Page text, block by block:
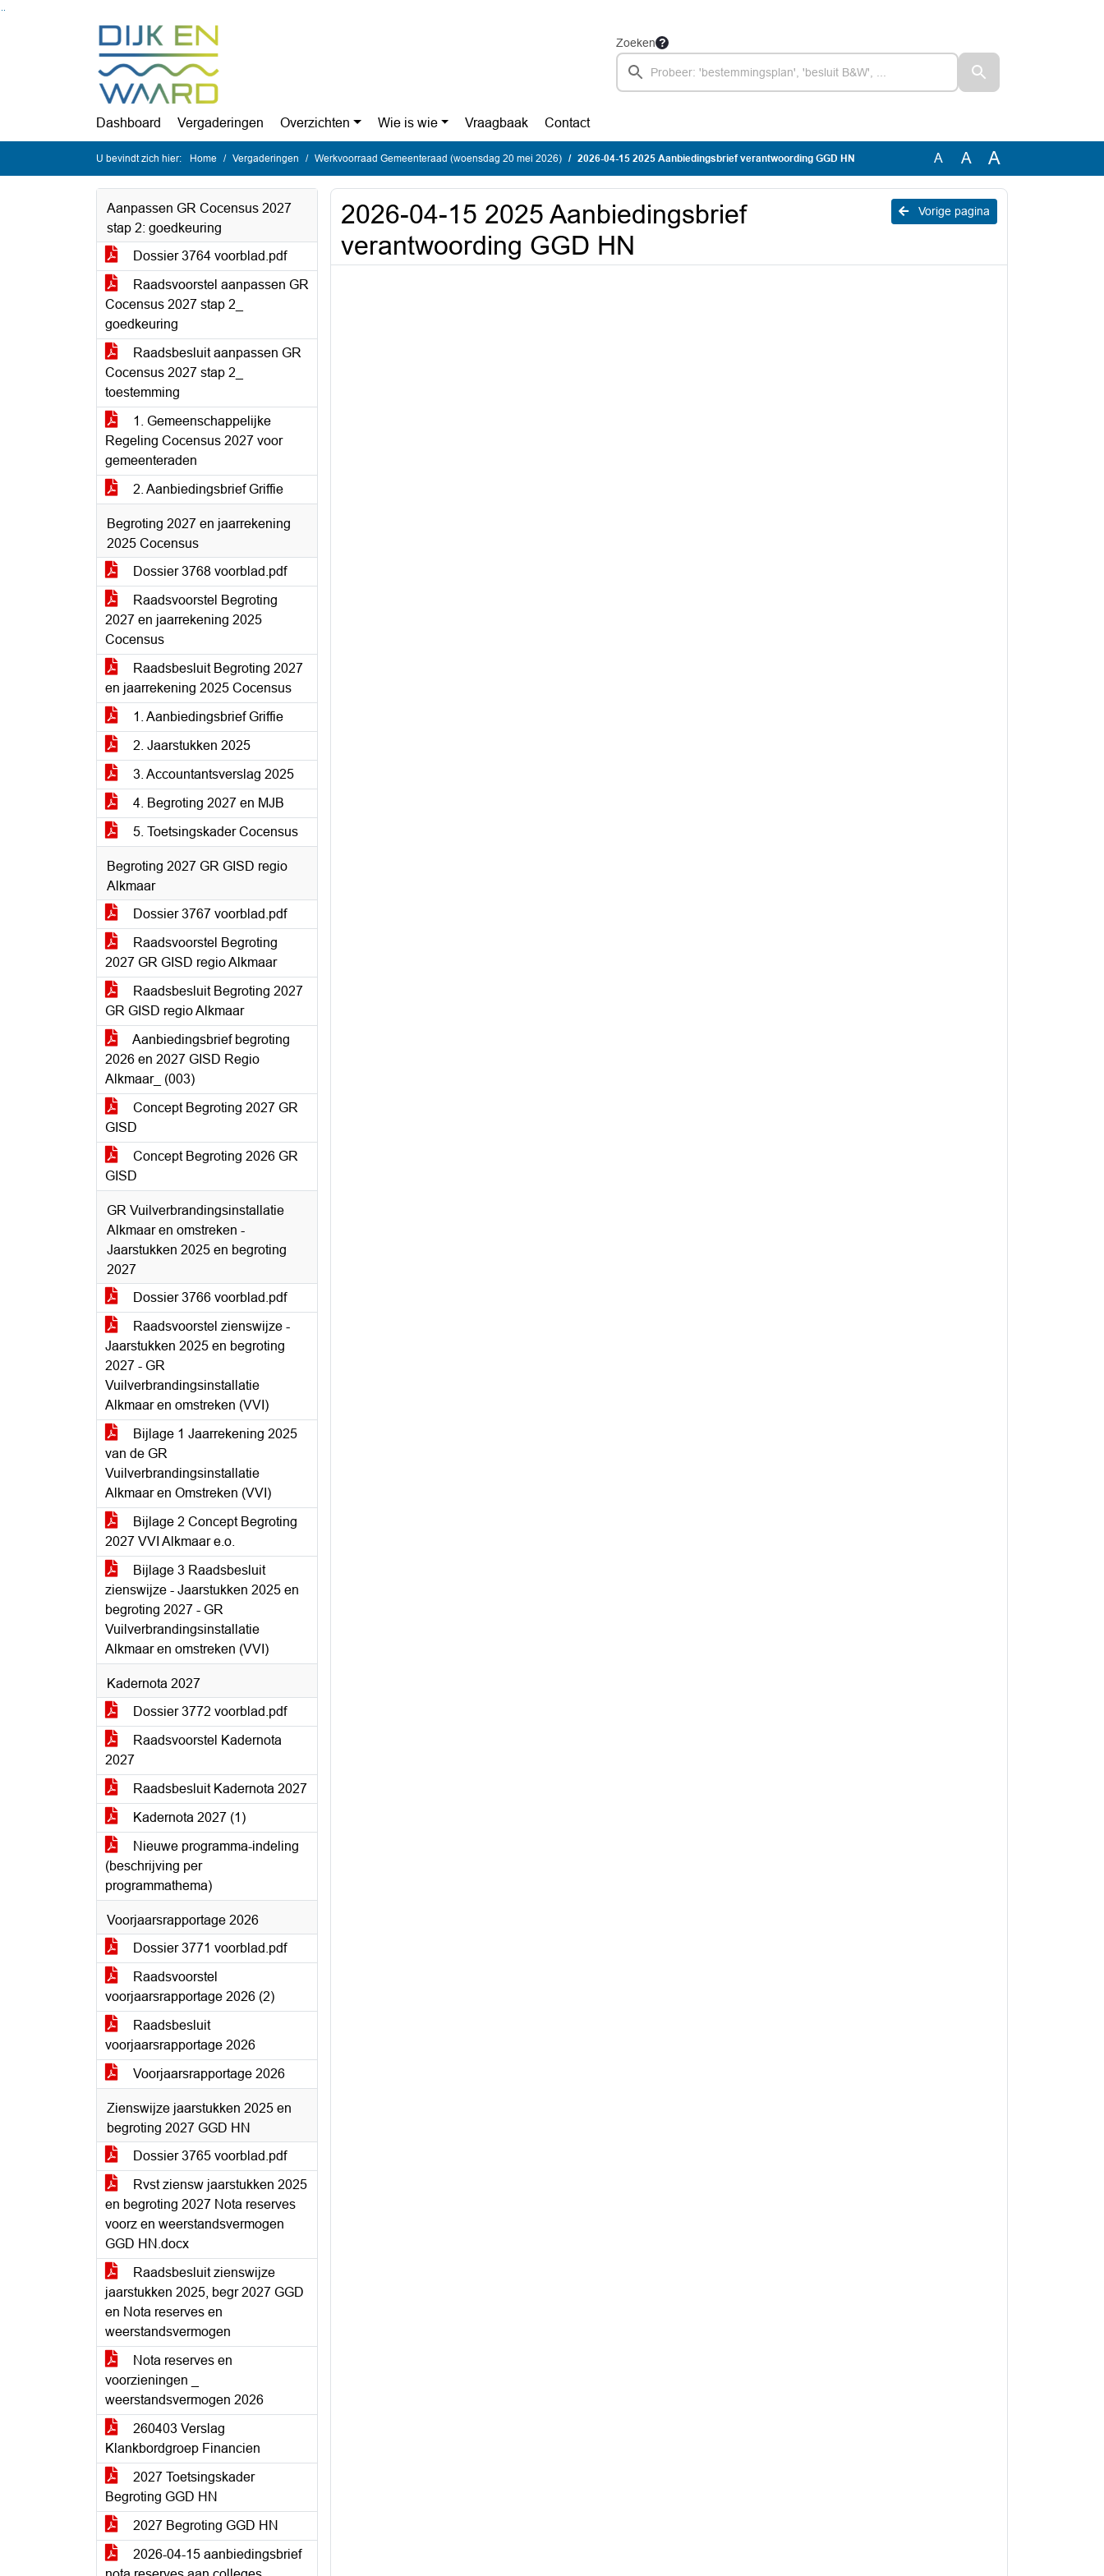
Zoeken
Dashboard Vergaderingen Overzichten Wie is wie Vraagbaak Contact
U bevindt zich hier: Home Vergaderingen Werkvoorraad Gemeenteraad (woensdag 20 mei 2026) 2026-04-15 2025 Aanbiedingsbrief verantwoording GGD HN A A A
Aanpassen GR Cocensus 2027
stap 2: goedkeuring
Dossier 3764 voorblad.pdf
Raadsvoorstel aanpassen GR
Cocensus 2027 stap 2_
goedkeuring
Raadsbesluit aanpassen GR
Cocensus 2027 stap 2_
toestemming
1. Gemeenschappelijke
Regeling Cocensus 2027 voor
gemeenteraden
2. Aanbiedingsbrief Griffie
Begroting 2027 en jaarrekening
2025 Cocensus
Dossier 3768 voorblad.pdf
Raadsvoorstel Begroting
2027 en jaarrekening 2025
Cocensus
Raadsbesluit Begroting 2027
en jaarrekening 2025 Cocensus
1. Aanbiedingsbrief Griffie
2. Jaarstukken 2025
3. Accountantsverslag 2025
4. Begroting 2027 en MJB
5. Toetsingskader Cocensus
Begroting 2027 GR GISD regio
Alkmaar
Dossier 3767 voorblad.pdf
Raadsvoorstel Begroting
2027 GR GISD regio Alkmaar
Raadsbesluit Begroting 2027
GR GISD regio Alkmaar
Aanbiedingsbrief begroting
2026 en 2027 GISD Regio
Alkmaar_ (003)
Concept Begroting 2027 GR
GISD
Concept Begroting 2026 GR
GISD
GR Vuilverbrandingsinstallatie
Alkmaar en omstreken -
Jaarstukken 2025 en begroting
2027
Dossier 3766 voorblad.pdf
Raadsvoorstel zienswijze -
Jaarstukken 2025 en begroting
2027 - GR
Vuilverbrandingsinstallatie
Alkmaar en omstreken (VVI)
Bijlage 1 Jaarrekening 2025
van de GR
Vuilverbrandingsinstallatie
Alkmaar en Omstreken (VVI)
Bijlage 2 Concept Begroting
2027 VVI Alkmaar e.o.
Bijlage 3 Raadsbesluit
zienswijze - Jaarstukken 2025 en
begroting 2027 - GR
Vuilverbrandingsinstallatie
Alkmaar en omstreken (VVI)
Kadernota 2027
Dossier 3772 voorblad.pdf
Raadsvoorstel Kadernota
2027
Raadsbesluit Kadernota 2027
Kadernota 2027 (1)
Nieuwe programma-indeling
(beschrijving per
programmathema)
Voorjaarsrapportage 2026
Dossier 3771 voorblad.pdf
Raadsvoorstel
voorjaarsrapportage 2026 (2)
Raadsbesluit
voorjaarsrapportage 2026
Voorjaarsrapportage 2026
Zienswijze jaarstukken 2025 en
begroting 2027 GGD HN
Dossier 3765 voorblad.pdf
Rvst ziensw jaarstukken 2025
en begroting 2027 Nota reserves
voorz en weerstandsvermogen
GGD HN.docx
Raadsbesluit zienswijze
jaarstukken 2025, begr 2027 GGD
en Nota reserves en
weerstandsvermogen
Nota reserves en
voorzieningen _
weerstandsvermogen 2026
260403 Verslag
Klankbordgroep Financien
2027 Toetsingskader
Begroting GGD HN
2027 Begroting GGD HN
2026-04-15 aanbiedingsbrief
Vorige pagina
2026-04-15 2025 Aanbiedingsbrief
verantwoording GGD HN